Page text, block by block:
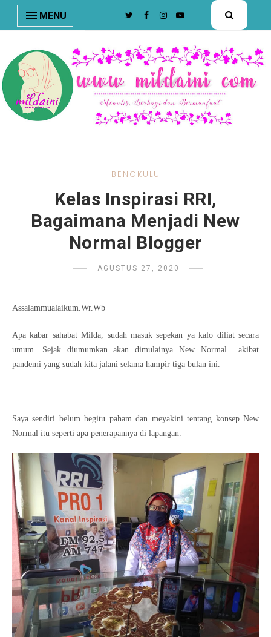
nav#menunav { border-bottom: 1px solid #e8e8e8; }
MENU
BENGKULU
Kelas Inspirasi RRI,
Bagaimana Menjadi New
Normal Blogger
AGUSTUS 27, 2020
Assalammualaikum.Wr.Wb
Apa kabar sahabat Milda, sudah masuk sepekan ya kalo diliat secara
umum. Sejak diumumkan akan dimulainya New Normal
akibat
pandemi yang sudah kita jalani selama hampir tiga bulan ini.
Saya sendiri belum begitu paham dan meyakini tentang konsep New
Normal itu seperti apa penerapannya di lapangan.